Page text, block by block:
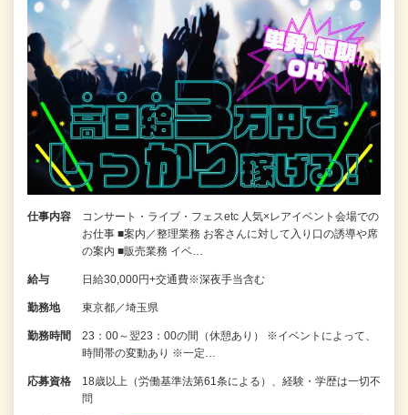
仕事内容
コンサート・ライブ・フェスetc 人気×レアイベント会場での
お仕事 ■案内／整理業務 お客さんに対して入り口の誘導や席
の案内 ■販売業務 イベ…
給与 日給30,000円+交通費※深夜手当含む
勤務地 東京都／埼玉県
勤務時間
23：00～翌23：00の間（休憩あり） ※イベントによって、
時間帯の変動あり ※一定…
応募資格
18歳以上（労働基準法第61条による）、経験・学歴は一切不
問